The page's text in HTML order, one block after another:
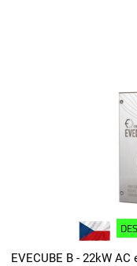
EVECUBE B - 22kW